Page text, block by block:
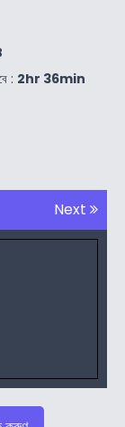
: 2hr 36min
Next